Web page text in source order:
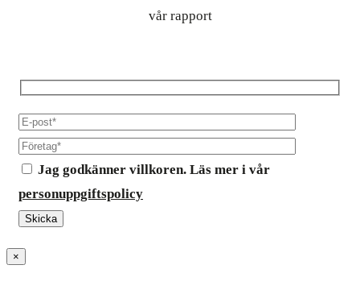
vår rapport
Jag godkänner villkoren. Läs mer i vår
personuppgiftspolicy
×